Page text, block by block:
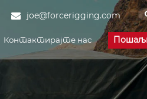
joe@forcerigging.com
Контактирајте нас